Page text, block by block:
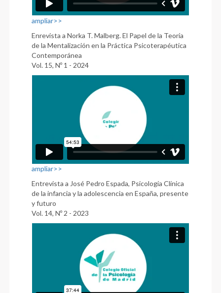
ampliar>>
Enrevista a Norka T. Malberg. El Papel de la Teoría
de la Mentalización en la Práctica Psicoterapéutica
Contemporánea
Vol. 15, Nº 1 - 2024
ampliar>>
Entrevista a José Pedro Espada, Psicología Clínica
de la infancia y la adolescencia en España, presente
y futuro
Vol. 14, Nº 2 - 2023